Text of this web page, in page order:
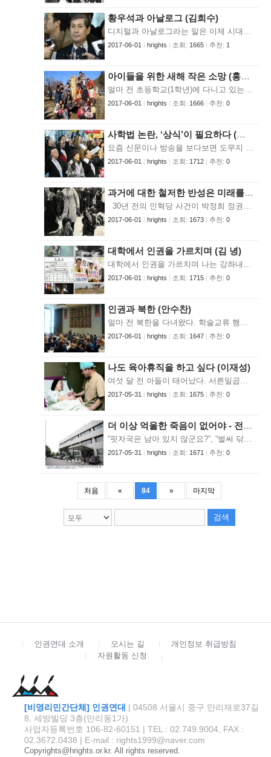
황우석과 아날로그 (김희수)
디지털과 아날로그라는 말은 이제 시대의 키워드가 되었다. 그렇다보니 아날로그 세대는 물러가야 할 세대이며, 디지털 세대만이 미래를 창조하고 바꾸어갈 위대한 힘인 것처럼 인식되고 있다. 지난 10일 서울대학교 조사위원회는 황우석이 그동안 전 세계, 온 국민, 과학계, 대한민국을 기만하면서 사기극을 연출하였다는 조사 결과를 발표하였다. 한동안 이 땅을 들끓게 했던 황우석과 그의 찬란한 연구 성과들이 사회적·윤리적 측면에서는 물론이거니와 과학적 측면에서도 거짓이며, 결국 황우석은 희대의 사기꾼에 불과했다는 내용이다. 거짓이냐 참이냐라는 단순 편리한 이분법으로 한국 사회와 전 세계의 시선이 집중된 가운데 나온 발표를 들으면서, 나의 머릿속에는 디지털과 아날로그라는 말이 빙빙 돌아다닌다. ▲ 황우석 파문 최종 발표. 서울대학교 조사위원회 정명희 위원장이 10일 서울대 문화관에서 황우석교수의 연구에 대한 최종 조사결과를 발표하고 있다. /백승렬/사회/과학/ 2006.1.10 (서울=연합뉴스) srbaek@yna.co.kr 디지털 시대가 인류의 현실에 펼쳐진 것은 분명하다. 인터넷상에서 무수한 사람들의 만남이 이어지고 의견을 개진하는 시대가 되었기에 황우석의 문제를 두고도 수많은 네티즌들이 서로 입장을 달리하면서 물고 물리는 사이버 소리 전쟁이 가능하였다. ‘아이러브 황우석’이라는 카페에 순식간에 수많은 사람들이 몰려들어 회원으로 가입하고, 진실을 국익의 이름으로 호도하며 황우석을 옹호하는데 앞장 설 수 있었던 것도 디지털 시대를 증명하는 현상이다. 다른 한편, 그동안 수없이 많은 문제를 제기하고 은폐된 진실을 추구하였던 소중한 프로그램이었던 MBC 방송의 PD 수첩을 초토화시키고, 광고 중단과 방송 중단이라는 참으로 어이없는 사태를 불러일으킨 것도 역시 디지털 시대의 엄청난 힘을 보여주는 사건이었다. 그러나 과학기술이 인간 사회에서 이중적인 위상을 지닌다는 것, 즉 누가 무슨 목적으로 과학기술을 사용하느냐에 따라 과학기술에 대한 평가가 좋고 나쁨의 극단을 왔다 갔다 할 수 있다는 것은 이번 사태에서도 또 한번 분명하게 제시되었다. 인간 줄기세포 논문 조작 여부에 대하여 결정적인 계기를 만들었던 것도 어찌 보면 디지털 시대이기 때문에 가능하였다. 젊은 과학자들의 인터넷 공간인 BRIC이란 온라인 모임에 논문 조작 사진과 DNA 지문 데이터 내용이 올라왔기 때문에 맹목적인 황우석 신화가 덮고 있던 ‘단순한 사실’이 밝혀질 수 있었다. 결국 황우석 사태를 통하여 우리는 다시 한번 디지털의 어둠과 밝음의 양면을 동시에 볼 수 있었던 것이다. 황우석 사태와 디지털 세대를 화두로 좀더 근본적인 문제제기를 해보자. 황우석의 난자 매매, 연구원 난자 제공의 강제성 문제도 어떻게 보면 황우석이라는 정신피폐아가 빚어낸, 속도를 중시하고 속도를 생명으로 아는 디지털 사고방식으로부터 빚어진 일은 아니었을까. 단순히 속도가 빠르다는 것은 별 의미가 없다. 빠른 속도로 무엇을 전달할 것이며, 빠른 속도로 도달하고자 하는 곳이 어디인가라는 것이 인간에게 보다 중요한 문제 아닌가. 나는 인간이 숨쉬고, 냄새 맡고, 맛있는 음식을 즐기고, 서로 사랑을 나누는 위대한 감성과 힘은 아날로그 방식으로만 가능하며, 그런 위대한 힘을 나눌 수 있는 원천은 바로 생명의 소중함이고, 인간의 소중함이라고 믿는다. 그런데 이런 아날로그의 소중함을 잊어버린 황우석의 디지털 사고방식 때문에 아날로그적 인간성과 동떨어진 일련의 사태들이 가능하지 않았을까. 조지 오웰이 소설의 힘을 빌려 상상한 ‘1984년’이 이미 손에 잡히는 현실로 되고, 온갖 다양한 명분을 들이대며 인간의 기본적 자유를 제한하는데 이용하는 감시 체제인 CC-TV와 첨단의 기술을 이용한 도청 등이 가능한 것도 디지털 시대에서 우리들의 소중한 ‘아날로그’를 무시하기에 가능한 처사이다. 인권을 외치고, 인권의 소중함을 말하면서도 막상 우리 주위에 수없이 늘어선 CC-TV의 문제점을 제기하면 사람들이 외면하거나, 별다른 반응이나 지지를 보이지 않는 것도 어찌 보면 과학 제일주의의 가치를 필두로 하는 디지털 만능의 사고방식이 뇌를 지배하고 있어서 가능한 일이고, 소중한 아날로그의 감수성을 무시하기 때문에 가능한 일이지 싶다. 내가 자라고 성장했던 시대는 분명히 아날로그 시대였다. 그러다 부지불식간에 사회의 구조와 문화가 디지털로 돌입하면서 우리 세대들은 분명히 커다란 충격을 받았고, 정체성마저도 흔들렸었다. 그러나 이제 디지털의 명암을 보면서 나는 어느 정도 안도를 하게 됐다. 디지털의 홍수에도 불구하고 아날로그는 영원하다는 믿음도 갖게 되었을 뿐만 아니라, 오히려 아날로그가 디지털보다 더 위대하다는 생각을 한다. 분명히 카세트테이프의 음질보다 CD의 음질이 뛰어나고, 디지털 TV가 아날로그 TV보다 선명한 화질을 제공해주는 과학의 시대, 디지털 우수성의 시대가 왔다는 사실은 부정할 수 없을 것이다. 그러나 디지털 기계와 문명 속에 담겨있는 내용은 여전히 우리 인간의 문제이고, 인간의 감수성에 자리 잡은 소리와 빛, 맛, 감정 등으로 이뤄진 것이다. 이러한 인간의 문제를 디지털이라는 외형이 전적으로 결정하거나 조성할 수는 없을 것이다. 또 그래서도 안된다. 디지털의 세계 속에서 아날로그의 위대함을 발견하고, 아날로그의 내용을 구현하는 것이 어찌 보면 현 디지털 세대를 자임하는 세대들이 완수해야 할 미래상으로 보인다. 현재 내가 일하고 있는 자그마한 인터넷 신문인 코리아포커스 역시 디지털 시대이기에 가능한 언론 매체이다. 하지만 그 내용물은 철저하게 아날로그의 내용을 담고 있는 것이며, 어떻게 아날로그 감성을 디지털 속에서 구현할 수 있을까 하는 것이 남아 있는 과제이다. 디지털이 결코 만능일 수 없는 세상이다. 앞으로도 그럴 것이다. 아날로그여 이제 힘을 내라. 아자! 아자! 김희수 위원은 현재 변호사로 활동 중입니다.
2017-06-01 | hrights | 조회: 1665 | 추천: 1
아이들을 위한 새해 작은 소망 (홍승권)
얼마 전 초등학교(1학년)에 다니고 있는, 셋째인 딸내미가 함께 나란히 티브이를 보다가 질문을 합니다. “아빠, 학교는 왜 가야 되는 거야?” 갑작스런 질문이기도 하지만 전혀 예상치 못한 질문이었기에 얼결에 그냥 “.... , 응~ 그건 어린아이들이 아직 배워야 할 게 많기 때문이지.” 하고 대답했습니다. 딸은 쉴 틈을 주지 않고 바로 말을 잇습니다. “엄마 아빠가 집에서 가르쳐주면 되잖아.” “.... 엄마 아빠는 돈을 벌어야 하잖아.” “그럼 아빠가 돈 벌어오고 엄마가 집에서 가르쳐 주면 되잖아.” “....................” 잠시의 당황스러운 순간을 묵묵부답으로 지나고서야 딸내미는 다른 데로 관심을 돌릴 수 있었습니다. 돈을 많이 벌어오지 못하는 자괴감도 잠시였고 어느새 1학년에 불과한 이 아이가 학교라는 대형 교육시스템에 만족을 못한달지, 적응을 못한달지, 하여튼 문제제기를 하는 셈이라는 걸 깨달았습니다. ▲ 간디 마을 학교 현판식. 2005년 3월 6일 ⓒ2005 이정민 사진 출처 - 오마이뉴스 엊그제 보도를 보니 교육부에서 초등학교를 포함한 대안학교의 학력인정 및 지원정책을 발표했다고 하는 것을 보고 교육의 다양성이 보다 확대될 것 같아 반가웠습니다. 그러나 대안학교라는 것도 부모가 어느 정도 관심을 가질만한 여건(경제적이든 교육환경이든)이 되어야 생각을 해볼 수 있는 형편이고 보면 아직 풀어야 할 숙제가 많은 것 같습니다. 홈스쿨은커녕 대안학교를 꿈도 꿀 수 없는 형편의 많은 서민들은 좋고 싫은 것을 따질 겨를도 없이 일단 공교육에 의존할 수밖에 없습니다. 딸이 다니는 초등학교는 관내(은평구)의 한 초등학교와 더불어 전국에서 제일 높은 과밀학급을 자랑(?)하고 있는 학교입니다. 1학년 아이들은 한 학급에 40명 정도이고 5,6학년쯤 되면 한 학급에 48명 내외가 됩니다. 게다가 한 학년에 열두 반이 편성되어 있어 이 학교의 전체 학생 수는 3천 명을 훌쩍 넘어 섭니다. 급식 환경(이 학교는 현재 2학년부터 급식이 시행되고 있는데 2006년부터는 3학년부터 급식이 시행될 거라는 괴소문이 나돌고 있는 형편)이나 체육시간 등의 어려움은 말할 것도 없고 아이들을 가르치는 선생님들의 고생이나 그처럼 어려운 환경에서 결국 방임될 수밖에 없는 아이들을 생각하면 끔찍하기 짝이 없습니다. 언젠가 티브이에서는 모 지역의 학교 교육환경을 소개하면서 한 반에 20여 명 되는 아이들이 훌륭한 시설에서 교육받고 있는 모습을 보도한 적이 있었는데 남의 나라 일처럼 느껴졌더랬습니다. 한 담임선생이 맡아 잘 지도할 수 있는 학생 수의 한계가 20명이라는 이야기를 들은 적이 있는데 이 규모를 넘게 되면 교육의 질을 따지기가 어려운 형편이 되는 것 같습니다. 결국 기존의 틀에 억지로 구겨 넣을 수밖에 없고 아이들은 거의 숨막힐 듯한 환경에서 이런저런 주입식 교육을 받지 않을 수 없는 형편인 것 같습니다. 사진 출처 - 경향신문 2006년에는 국방예산을 대폭 교육예산으로 이관시켜 아이들이 티없이 맑고 밝게, 건강하게 자랄 수 있는 좋은 교육환경을 만드는 획기적인 변화가 있었으면 좋겠습니다. 아이들의 미래가 나라의 미래 아니겠습니까? 국익을 외치는 많은 사람들에게도 설득력이 있지 않을까요? 홍승권 위원은 현재 삼인출판사 부사장으로 재직 중입니다.
2017-06-01 | hrights | 조회: 1666 | 추천: 0
사학법 논란, ‘상식’이 필요하다 (이재상)
요즘 신문이나 방송을 보다보면 도무지 이해가 안 되는 것이 너무 많다. 연일 각종 언론 매체의 헤드라인을 차지하는 줄기세포 논란은 전문적인 용어들이 마구 넘쳐나서 그렇다고 하자. 아무리 살펴봐도 이렇다할 전문적인 용어가 없음에도 불구하고 좀처럼 이해가 안 되는 것은 역시 사학법이란 놈이다. ‘우리아이들의 미래를 지키기 위한 투쟁이다’ ‘아이들을 전교조에 맡길 수 없다’라며 한나라당 의원들은 국회를 박차고 차디찬 거리를 배회하고 있다. 거룩한 성직자들도 더 이상을 참을 수 없다고 떨쳐 일어섰다. ‘범교단적으로 비상대책위를 구성해야’ 한단다. 그동안 보였던 교파간의 질시와 반목, 분열은 이 사학법 개정안 앞에선 아무것도 아니다. 좀더 나아가 교파간의 단순 연합을 넘어 종교적 배타성도 버릴 태세다. ‘기독교를 중심으로 사학을 설치하고 있는 타 종교 및 사학 관련 기관과 연대투쟁을 하여야 한다’라며 성전(聖戰)의 기세도 보인다. ‘순교의 각오로 거룩한 투쟁을 전개할’ 것이라 한다. 이왕 하는 것 ‘이런 만행을 국내외에도 호소’해야 한단다. 세상에 이런 악법은 없단다. 도대체 뭣 때문에 한나라당이나 사학교단들은 이렇게 떨쳐 일어난 걸까. “만일 이번에 불의한 방법으로 강행처리 된 이 법이 시행된다면...” (호흡을 가다듬고 다음 문장들을 읽는다) “사유재산권 침해, 법인 이사회의 무력화, 건학이념 및 신앙교육 말살, 교육현장의 불온사상 도구화, 교육자와 피교육자의 대립 등 상상을 초월한 불행이 한국 교육계에 닥칠 것이다.” 진짜 안 좋을 것 같은 건 다 들어있다. 큰일이다. 이 사람들 말마따나 ‘상상을 초월하는 가공할만한’ 결과다. 이게 사실이라면(!) 말이다. 그래서 “우리의 사랑하는 자녀들을 위해서 우리는 기필코 이 법의 시행을 막아야” 한단다. 그동안 이라크 파병문제나 쌀 개방으로 인한 농민들의 시위, 그리고 시위과정에서 경찰의 폭력으로 농민들이 죽어나가는, 그야말로 상상을 초월하는 불행한 사태에도 입을 꾹 다물고 있던 한국의 기득권 교단이나 사학재단들이 이렇게 분연히 떨쳐 일어서는걸 보면 뭔가 큰일은 큰일인가 보다. 사진출처 - 노컷뉴스 나도 학부모 1년차로서 갑자기 걱정되기 시작한다. 아니 마구 걱정된다. 나도 촛불집회에 나가야 하는 건 아닐까. 그네들이 주장하는 내용이 사실이라면 당연이 동참해야 하는데, 날이 추워서 귀챠니즘이 발동하니까 좀 미안한 생각은 든다. 그래도 그토록 중차대한 일이라니까 그냥 모른 척 하기엔 좀 꺼름직하다. 머리 쓰는 거 진짜 싫어하지만 좀 따져보자. 지난 9일 국회를 통과한 사학법 개정안은 사학재단 이사진에 교사, 학부모 등 학교 구성원이 추천하는 이사를 선임하는 개방형 이사제 도입이 핵심이라고 한다. 사립학교 이사진 7명중 이 개방형이사를 4분의 1이상 채울 수 있고, 학교운영위 등에서 2배수의 개방형이사를 추천하면 이사회가 최종 선임하는 식이다. 절반도 아니고 기껏해야 반의 반인데 이것으로 사학의 자율권이 훼손되고 전교조의 손아귀에 학교가 넘어가는 걸까? 이 때문에 건학이념이 훼손되고 학교에 갈등이 심해진다고? 도대체 어떤 산수이길래 이런 계산이 나오는 걸까. 남의 손의 떡이 더 커 보인다고 이제 내줘야 할 반의 반이 1보다 더 크다고 생각하는 걸까. 안 그래도 잘 안돌아가는 내 머리에 자꾸 과부하가 걸린다. 근데 난데없이 사유재산권의 침해는 또 무슨 소리인가. 학교가 자기 재산이란 말인가. 그럼 그동안 학교를 가지고 장사해왔다는 말밖에 안되는데... 그럼 그동안 건학이념이니 하는 건 장사를 위한 선전문구에 불과했다는 얘긴데... 에이 설마 그럴 리가! 우리 교육을 책임지고 있는 덕망 높으신 분들이 학교를 가지고 사유재산권을 주장하다니, 이런 정말 불온한 생각을 했을 리가 없다. 그래서 이해가 안 된다. 걱정이다. 내년부터 신입생도 안받고 정부 지원도 거부한다는데 이 사태를 어디서 어떻게 풀어야 할지 진짜 걱정이다. 날은 추워지는데 그 자체로 준엄한 국가기관인 의원들과 이 나라의 교육을 자기 손아귀에만 짊어진 어르신들이 밖으로만 나다니니 참 안쓰럽다. 그래도 어쩌랴. 겨울은 추워야 제 맛이라는데...! 이재상 위원은 현재 CBS방송국 PD로 재직 중입니다.
2017-06-01 | hrights | 조회: 1712 | 추천: 0
과거에 대한 철저한 반성은 미래를 위한 작업 (김창남)
30년 전의 인혁당 사건이 박정희 정권에 의해 조작되고 박정희 자신에 의해 지시된 사법 살인이라는 사실이 국정원 과거사건 진실 규명을 통한 발전위원회에 의해 공식 발표되었다. 이 발표를 통해 30년의 금기로 남아 있던 이 사건의 실체적 진실이 드러난 셈이지만 희생자들의 명예 회복을 비롯한 정당한 조치가 취해지기까지는 여전히 갈 길이 멀어 보인다. 박정희 자신의 딸이 야당의 당수로 있고 당시의 권력자들 상당수가 아직 살아있을 뿐 아니라 박정희 시대의 향수를 못 잊어 하는 세력이 곳곳에서 목소리를 높이고 있고 과거사를 들추는 일체의 시도에 친북좌파 따위의 딱지를 붙이고 싶어 하는 천박한 논리도 사라지지 않고 있기 때문이다. 따지고 보면 과거사위의 발표 내용도 이미 많은 사람들이 알고 있던 것을 그저 공식 확인한 정도에서 벗어나지 않는다. 그나마 이 정도의 진실이 밝혀지기까지 그 많은 세월이 필요했다는 사실이 새삼 치떨리고 우울하게 실감될 뿐이다. 더욱 우울한 것은 지금 많은 사람들에게 인혁당 사건의 진실 따위는 그다지 관심의 대상조차 되지 못하고 있다는 점이다. 하긴 당장 눈앞의 거리에서 농민이 맞아 죽어 가도 아무런 관심도 없는 판에 30년 전의 죽음에 무슨 관심이 있겠는가. 언제 그 성과가 나올지조차 알 수 없는 유전 공학이 가져다준다는 ‘국익’에만 눈이 멀어 그 과정의 진실성에 대한 질문조차도 ‘매국’이라며 몰매를 던지는 세상에서 30년전의 진실이 어떤 의미를 가질지 알 수 없는 것이다. 심지어 인혁당 사건 발표조차 MBC살리기이며 노빠들의 불끄기 전략이란 식의 주장조차 나오는 모양이다. 기가 막힌 일이다. 나는 그런 맹목의 논리에서 30년전 박정희가 뿌려 놓은 차가운 권력의 의지와 물신의 논리를 읽게 된다. 진실과 정의보다는 권력과 눈앞의 이익을 더 중요시하고 이를 위해 폭력조차 정당화하는 그런 논리 말이다. 사진 출처 - 서울신문 소수 권력자들의 정치적 이해관계와 권력 의지에 의해 죄 없는 사람들이 희생되는 일은 역사 속에서 끊임없이 반복되어 왔다. 정당성과 합리성을 갖추지 못한 권력일수록 바로 그 권력의 보전을 위해 늘 더 많은 희생을 요구한다. 거기에는 언제나 일말의 인간적 회의조차 찾기 어려운 물신화된 폭력, 가공하리만큼 차가운 폭력이 개입한다. 그것은 인간에 대한 최소한의 연민조차도 아주 쉽게 내던져 버리고 자신의 이익을 위해 타인의 희생쯤은 아무렇지 않게 눈감아 버리는 물신화된 권력의 논리를 깔고 있다. 박정희 시대와 전두환 시대를 되짚어보는 다큐멘터리들을 볼 때마다 우리는 그 가공할 폭력의 시대가 지금 여기로부터 불과 얼마 떨어져 있지 않다는 사실에 새삼 전율한다. 아니 그 시절을 관통하던 그 비인간의 증오와 물신화된 권력의 논리를 여전히 미신처럼 떠받들고 사는 사람들이 적지 않다는 사실에 분노한다. 아니 그런 증오와 권력의 논리는 알게 모르게 우리 일상 곳곳에 스며들어 하나의 문화를 이루고 있다는 사실에 소스라치게 놀라게 된다. 어떤 사람들은 과거사를 이야기하는 것을 퇴행이라고 못 박는다. 과거는 그만 덮어 두고 미래로 나아가자고 주장한다. 그러나 과거의 명백한 잘못이 가려지지 않고 인간의 인간에 대한 야만이 역사의 이름으로 단죄되지 않을 때 도대체 미래는 우리에게 어떤 의미를 갖는 것인가. 결국 ‘죽은 자만 억울한 것’이고 그래서 ‘지금 내 손의 권력과 내 앞의 밥그릇을 챙기는 일이 최선’이라는 논리만이 남게 될 때 미래는 훨씬 더 끔찍한 악몽으로 다가올 수밖에 없지 않겠는가. 1975년 4월9일 인민혁명당(인혁당) 사건 관련자 8명에게 대법원이 사형 확정판결을 내리자 가족들이 법원 앞길에 주저앉아 오열하고 있다. 인혁당 사건을 비롯한 과거의 여러 사건들을 철저하게 규명하고 피해자들을 복권시키며 가해자들에게 정당한 역사적 평가를 받게 하는 것은 따라서 바로 우리의 미래를 준비하는 가장 중요한 작업이다. 그것은 역사가 결국 정당한 자의 몫이란 사실을 확인하는 일이며 그렇기에 한번 잡은 권력과 기득권 위에서 자신의 이익만을 위해 움직이는 자들이 결코 거기 그대로 있지만은 못할 것임을 알게 하는 일이다. 그렇게 되지 않는다면 우리에게 미래란 없다. 김창남 위원은 현재 성공회대학교 신문방송학과에 재직 중입니다.
2017-06-01 | hrights | 조회: 1673 | 추천: 0
대학에서 인권을 가르치며 (김 녕)
대학에서 인권을 가르치며 나는 강좌내용에 되도록 많은 주제를 담으려 한다. 인권에 대한 오해, 인권의 개념과 역사, 세계인권선언 및 국제인권규약의 이해, 유엔의 인권보호제도와 절차, 인권개념의 보편성과 아시아적 가치, 인권과 민주화, 국가보안법에 담긴 이데올로기 및 법과 인권의 문제 등을 이론적 접근에서 다루며, 각론에서는 한국 사회에서의 생명 및 신체의 자유, 표현의 자유, 사법과 인권, 노동기본권, 신자유주의와 사회권의 문제, 교육권과 청소년 인권, 환경과 건강권, 보건의료권, 장애인 인권, 여성 및 아동의 인권, 문화권, 과학기술과 인권, 사형문제, 북한 인권과 세계의 인권문제와 인권운동, 그리고 국가인권위원회 이해 등을 조별 발표 및 토론을 위주로 하여 다룬다. 그리고 결론에서는 실천의 문제로서 인권운동 및 인권교육의 현황과 과제, 각자가 할 수 있는 인권실천 방안 등을 논하며 실천을 독려한다. 이러한 한학기의 수업과 시험 등이 학생들에게 인권에 대해 고민하고 공부할 좋은 기회인 것임은 분명하겠고 학기말시험을 채점할 때 그런 생각은 확실해진다. 그러면서도, 부족한 부분이 있을 것이기에 학기말에 근접하여 추가로 과제를 내는데, 주로 내는 세 가지 문제는 이번 강좌에서 다루지 않은 중요한 인권 현안들을 제시해보라는 문제, 세계인권선언 30개 조항을 어떻게 보완해야할지 31조부터 33조를 추가해보라는 문제, 그리고 가정인권헌장 10개항을 작성해보라는 문제이다. 우선, 첫 문제를 풀면서 학생들이 제시한 인권 현안 중에서 예리한 감수성이 보여지는 것들을 몇 가지만 열거해 보면 다음과 같다. 노숙자 문제 중에서도 여성 노숙자의 성폭력 문제, 인터넷 마녀사냥 문제, 에이즈 및 한센병 환자들의 인권문제, 찜질방 탈의실의 CCTV 문제, 문맹 혹은 난독증인 이들을 위해 가급적이면 영화자막 대신 더빙을 해야 한다는 주장, 입사지원서를 쓰면서 재산, 주거형태, 부모의 학력 등까지 적도록 요구되는 현실, 흡연자 및 비흡연자 각각의 정당한 권리, 채식주의자들의 음식선택 기회의 평등문제, 개인생체정보 자기 결정권, 이슬람에 대한 오해에서 비롯되는 편견과 불관용의 문제, 자발적 성매매여성의 성매매 문제, 기업의 비윤리적 경영, 학교에서의 특정종교 강요 문제, 난민인정문제, 미군기지화로 인한 대추리 주민들의 인권문제, TV와 인터넷 등에 벌어지는 특정계층 및 집단의 희화화 문제, 농촌 총각의 결혼할 권리, 여학생들의 생리결석 인정 문제, 간통죄 폐지 논란, 미국 뉴올리언즈에서 드러난 흑인 차별에서의 교훈, 다른 어느나라에도 없는 소년소녀가장문제, 뚱뚱한 이들에 대한 차별 및 외모지상주의의 문제, 공개입양에 대한 찬반론 등이 제기된다. "나는 학생들이 내가 미처 생각해보지 못한 주제들도 제시하는 것을 보며 이들이 인권에 대한 지식뿐 아니라 인권감수성도 키워가고 있음을 본다" 사진출처 - 한겨레, 연합뉴스, 주간한국, 프로메테우스 더 나아가, 화장실 청소부 아줌마들이 당할 수 있는 수모, 출산 직후 아기가 거꾸로 들려 엉덩이부터 맞지 않을 권리, 직장여성이 해고의 걱정 없이 임신할 권리, 장애인 여성이 사회복지의 혜택을 받으며 임신 및 출산할 권리, 동물의 권리, 죽은 자의 인권(예를 들어, 쯔나미 사태에서처럼 시신이 길거리에 방치되지 않고 장례 치러질 권리, 무덤이 여러 가지 이유로 훼손되지 않을 권리, 죽은 이의 신원 및 사인이 밝혀질 권리, 의문사의 경우 진상 규명, 그리고 명예회복의 권리, 죽은 자의 초상권) 등도 제기된다. 세계인권선언의 보완으로는 성적(性的) 정체성 권리, 양심적 병역거부 및 대체복무의 권리, 사이버 공간에서의 인권, 환경권, 불치병 환자의 치료약 접근권의 국제적 보장, 전쟁 및 테러로부터의 보호와 평화권, 유전자조작 금지 및 자신의 생체정보보호권과 자기결정권, 의학기술과 인권, 정보에 대한 평등한 접근권, 약소국가에 대한 차별 금지, 다국적기업의 윤리 문제, 인간 및 모든 종(species)의 보호의무, 중대한 인권범죄의 경우 공소시효배제, 그리고 인권교육을 받을 권리와 국가의 인권교육을 행할 의무를 별도의 조항으로 추가하자는 제안도 나온다. 가정인권헌장에서는 세계인권선언에서 열거한 각종 인권들을 가정 내에 어떻게 적용할 수 있는가에 대한 묘안들이 속출하는 데, 예를 들면, 가족 모두는 평등하기에 상호 존중해야 한다, 남녀노소에 관계없이 동등한 발언권과 의사표현의 자유를 가진다. 개인의 수입 및 용돈을 자신의 임의대로 사용할 수 있다. 자신이 받고자 하는 교육, 일하고자 하는 직업, 그리고 결혼할 상대를 스스로 선택할 수 있다. 모두 건강할 권리가 있으며 서로 보살펴야 한다. 자신의 권리를 주장하기에 앞서 가족으로서의 의무 이행이 앞서야 한다 등이다. 그리고. 가족 모두가 참여하는 가족회의를 정기적으로 열어야 하며 이때 술에 취한 상태로 참석하는 것은 금한다 등의 단서조항도 제시된다. 이렇게 각자가 작성한 가정인권헌장을 지금부터라도 거실 벽에 가훈처럼 붙여놓고 실천해보라는 취지를 학생들은 십분 공감하는 것 같다. 이러한 과제물을 읽으면서 나는 학생들이 내가 미처 생각해보지 못한 주제들도 제시하는 것을 보며 이들이 인권에 대한 지식뿐 아니라 인권감수성도 키워가고 있음을 본다. 아직도 대학에서 인권을 정규수업으로 강의하는 대학이 손에 꼽을 정도밖에 안되는 게 현실임을 감안할 때 이러한 발견은 인권을 꾸준히 가르치는 선생에게 소신과 사명감에 더하여 보람을 키워주는 것이라 하겠다. 인권교육을 받을 권리는 그 자체가 인권에 속한다. 세계인권선언 제26조에서 언급하듯, “사람은 누구나 교육을 받을 권리를 가진다. . . 교육은 인격을 충분히 발전시키고, 또 인권과 기본적 자유에 대한 존경을 강화하는 데 목적을 두어야 한다.” 그렇다면, 입시위주의 정규 교과 속에서 인권교육을 못 받고 자란 한국 사회 구성원 거의 모두는 이러한 인권을 구조적으로 만성적으로 침해당하고 있는 것이다. 이것이 바로 인권교육이 필요한 이유이며, 인권교육의 활성화가 인권운동의 주요 과제 중의 하나인 이유이며, 아울러, 인권교육이 하나의 운동, 즉 인권교육운동이어야 하는 이유이다. 대학에서 인권을 가르치며 나는 오늘도 이러한 문제의식을 느끼며 다짐을 새로이 한다. 그러한 다짐에서 시작하는 인권교육은 늘 보람과 희망을 준다. 인권을 배우고 감수성을 키우는 젊은이들이 많아질수록 이 시대의 희망은 커진다. 김 녕 위원은 현재 서강대학교 교양학부에 재직 중입니다.
2017-06-01 | hrights | 조회: 1715 | 추천: 0
인권과 북한 (안수찬)
얼마 전 북한을 다녀왔다. 학술교류 행사를 취재하는 일이었다. 그래봤자 개성공업지구 근처에서 한나절 머문 게 전부였다. 비슷한 일로 금강산에 다녀온 걸 포함해 두 번째 ‘방북’이었다. 이젠 평양 다녀온 것도 특별한 ‘자랑’이 되지 못하는 시절이다. 금강산은 초등학생 수학여행 코스다. 개성은 남한 기업인과 노동자들의 삶터가 되고 있다. 여기서 중뿔나게 무슨 방북기를 쓸 염치는 없다. 다만 내 직업적 특성 때문에 겪은 일들이 있다. 어디서 누구를 만나건 남북 사람들의 첫 인사는 서먹하기 마련이다. 마음의 장벽을 허는 데 시간이 적잖이 걸린다. <한겨레> 기자는 예외다. 소속을 밝히는 순간, 그들의 입가에 미소가 나타난다. 그들이 <한겨레>를 구독하고 있을 리 없다. <로동신문> 등에서 인용한 <한겨레>의 ‘이미지’를 각인하고 있을 터이다. “우리 민족이 하는 일을 열성으로 후원하는 신문사로 알고 있습네다.” 그리곤 다른 기자들에게 말한다. “**일보는 왜 온겁네까?” 그런데 그게 반갑지만은 않다. ‘호의’는 거의 언제나 ‘동류의식’에 기반 한다. 말이 통하는 사람이라는 믿음은 스스럼없이 하고 싶은 말을 내뱉게 만든다. 내 소속을 확인한 뒤, 그들은 거의 곧장 ‘정치토론’을 벌이려 한다. 만남의 주인공인 학자들이나 당국자들끼리도 어지간해선 나누지 않는 주제를 도마에 올린다. 대부분은 직설적이다. 곤혹스러울 때가 많다. 이번 개성 방문 때는 도청 수사가 첫 주제였다. 점심 식사 자리에서 서로 인사를 나눈 직후 밥술도 뜨기 전에 나는 예의 그 정치토론의 상대자로 ‘간택’됐다. 날씨가 좋다는 둥, 많이 드시라는 둥, 다른 테이블에서 오가는 의례적인 대화조차 생략됐다. 그들은 <한겨레> 기자를 너무 ‘특별하게’ 대한다. “6.15 세력에 대한 수구반동들의 대대적 공세 아닙네까. 그동안 쌓아올린 노력이 수포로 돌아가면, 이 땅에서 참화가 일어날 수도 있습니다.” 그들은 신건, 임동원 등을 구속한 일이 6.15 선언을 정면으로 막아서는 ‘도발’이라고 보고 있었다. 인권이라는 가치가 남쪽에서 어떤 의미를 지니는 것이며, 민주화 세력이라 할지라도 이를 침범하는 일은 정당화될 수 없다는 이야기를 하고 싶었지만, 그러지 못했다. ‘참화’라는 말도 신경이 거슬렸지만, 마구 대들 수는 없는 노릇이다. 기자들의 ‘돌출행동’ 탓에 남북교류 행사가 파행을 빚은 일이 적지 않다. “참화가 일어나서는 안 되죠. 그런 일이 없도록 다같이 노력해야죠.” 문제의 핵심은 피하고, 속절없이 화합을 권유하며 술잔을 내밀었다. 사진 출처- 한겨레 유엔 총회는 11월 17일(현지시각) 유럽연합(EU)과 미국이 공동 제출한 ‘북한 인권상황에 대한 결의안’을 찬성 84, 반대 22, 기권 62표로 가결했다. 그런데 ‘인권’을 먼저 꺼내든 건 북쪽 인사였다. “우리끼리 잘 살겠다는데, 부시가 자꾸 못살게 굴면, 방법이 없잖습네까.” 얼마 전 유엔총회에서 채택된 북한인권 결의안에 대한 이야기였다. “핵 문제가 더 이상 안 통하니까 인권을 걸고넘어지는 것 같은데, 우린 충분히 인권적으로 살고 있습네다. 자기들 인권이나 생각하라고 하시라요.” 곧이어 일본 이야기도 했다. “인권을 말하자면, 그 사람들이 (일제시대에) 저지른 참상부터 따져야지요.” 나는 다시 피해갔다. “서울에 오신 적은 있습니까.” 그런데 이 사람, 용케도 다시 주제를 이었다. “그 경찰인가 뭔가 하는 사람들이 온통 우리를 둘러싸가지고는 제대로 보지도 못했지요.” 은근히 남한 인권을 말하려는 눈치다. 그 대화가 오간 식당 밖으로 50m도 나가지 못해 북쪽 군인들에게 제지당한 내 처지가 머릿속을 빠르게 스쳐 지나갔지만, 역시 토를 달지 못했다. 뭐, 이런 식이다. 그러니 북쪽 음식을 맛보는 자리가 나로선 언제나 불편하다. 언젠가 한번 ‘제대로’ 토론해야겠다는 결심만 거듭할 뿐이다. 그런데, 돌아오는 버스 안에서 점심때의 대화가 자꾸 ‘변조 증폭’됐다. 도청, 북한 인권, 미국, 대북제재, 진보-보수 세력, 북한 정부…. 이런 것들이 하나의 연관과 맥락 속에 자리하고 있는 듯 했다. 그 매개는 ‘인권’이었다. 어떤 면에서 그 북쪽 인사는 사태의 본질을 정확히 꿰고 있었다. 인권이 사회적으로 문제가 될 때, 그것은 거의 언제나 ‘권력’의 문제다. 인권을 보장하거나 억압하는 일 모두 정치, 경제, 사회, 문화적 조건을 변형시키는 ‘힘’의 문제와 관련이 있다. 더구나 특정 집단이 인권을 문제 삼는 상황은 필연적으로 ‘정치적’이다. 인권은 단순히 의지의 문제가 아니라 조건과 환경의 문제이며 이를 변화시킬 물리적 힘에 대한 사안이다. 하물며 국가와 국가 간의 관계에서 인권이 화두가 될 때는 더 말할 나위도 없다. 문제는 인권을 매개로 권력이 작동할 때, 사람들이 이를 서로 다른 관점으로 대한다는 점이다. 위에서 거론된 사안만 따져 봐도, 노무현 정부, 김대중 전 대통령, 한나라당, 부시 행정부, 북한 정부 등의 시선이 복잡하게 엇갈리고 있다. 인권의 가치를 중심으로 정치이력을 개척해온 김대중 전 대통령은 막상 재임시절의 ‘도청’에 대해서는 정치적으로 얼버무렸다. 전 세계 민중들의 인권을 유린하고 있는 미국은 분명 북한의 인권 문제를 ‘정치도구’로 사용하고 있다. 반면 서울 경찰의 ‘경호’를 못마땅하게 여기는 북한 사람들은 군대의 물리력이 결정적 구실을 하고 있는 북쪽 사회의 현실에는 둔감하다. 흔히 이 과정에서 등장하는 논리가 ‘이중 잣대’다. 뭐 묻은 놈이 겨 묻은 놈 나무라느냐는 반박은 적어도 인권을 둘러싼 논쟁에서 가장 흔히 쓰이는 반박의 논리다. 그리고 거의 예외 없이 그 반박이 ‘옳다.’ 모든 권력은 기본적으로 특정한 누군가에 대해서는 인권침해적이기 때문이다. 적어도 인권에 대해선 모든 권력이 자신의 몸에 뭔가 구린 것을 묻히고 있다. 그런데 이런 이중 잣대의 논리가 횡행하는 와중에 정작 인권의 실체는 실종돼 버린다. 특정한 인권침해 상황을 문제 삼는 손가락질의 ‘음험한 정치적 의도’를 손가락질하고 나면, 남는 것은 정치토론 밖에 없다. 부시 행정부가 망하기 전까지, 세상의 누구도 북한의 인권에 대해 말해선 안 된다는 환원론적인 논리만 남는다. 남쪽에 극렬반북인사들이 모두 사라지기 전까진, 북쪽 사람들의 경호는 언제까지나 철통같아야 한다는 단순함만 남는다. 역설적이게도 바로 이런 앙상한 정치 논리 사이로 다시 인권의 문제가 작동한다. ‘인권적 상황’은 제대로 다뤄지지 않았으니, 정치적 쟁투가 끝난 뒤에도 이 문제는 여전히 잔존할 것이다. 그래서 지금 국정원은 도청을 한다는 건지 안한다는 건지, 어떤 경우에 해도 좋다고 허락해야 되는 건지, 이에 대한 국민적 감시는 어떻게 가능한 건지에 대해선, ‘오리무중’이다. 잡아간 사람의 정치적 의도와 잡혀간 사람의 정치적 반박만 남아있을 뿐이다. 특별히 이 글에서 다루고 싶은 것은 북한 인권이다. 특징적이었던 것은 이번 방북 때, 핵을 둘러싼 문제에 대해선 북쪽 사람들이 따로 언급하지 않았다는 점이다. 6자 회담을 통해 북핵 문제가 대화 체계 안으로 녹아들었음을 방증하는 일이었다고 믿는다. 그 미래는 여전히 불투명하지만 이는 중요한 변화다. 핵을 거론하는 미국의 ‘의도’를 문제 삼고 핵외교를 펼칠 수밖에 없는 북한의 ‘처지’를 이해하는 데서 한걸음 더 나아가 구체적 해결을 모색하는 자리를 만들었기 때문이다. 문제의 원천인 핵 문제를 정면으로 마주하게 된 것이다. 사진 출처- 연합뉴스 5차 6자회담 개막 모습 북한 인권도 비슷하지 않을까. 이를 문제 삼는 미국의 의도는 분명하다. 북쪽 인민들의 탈북을 ‘기획-조직-선전’하는 일부 보수 세력의 속내도 뻔하다. 북 인권을 빌미로 진보개혁진영을 비난하는 그 목소리도 가소롭다. 그들 모두는 지금 인권이 아니라, 인권의 탈을 쓴 정치권력에 대해 말하고 있을 뿐이다. 그런데 ‘정치의 인권’이 아니라 진정한 ‘인권의 정치’를 작동시킬 책임이 남쪽 인권단체에게도 있는 것은 아닐까. 북쪽의 인권 문제를 그저 정치적으로 비토하기만하고 팔짱을 낄 게 아니라, 이를 제대로 된 테이블에 올려놓아야 하는 것은 아닐까. 그런 실질의 문제를 고민하는 과정에서 6자 회담 등이 탄생했듯이, 적어도 북한 인권의 문제를 어떤 식으로건 다룰 수 있는 건강한 마당을 형성하는 게 옳지 않을까. 길게 보자면, 북핵 문제가 일정한 매듭을 짓게 되더라도, 북한 인권을 둘러싼 논란은 다시 등장할 것이다. 남북 교류를 풀어가는 과정에서 가동했던 ‘화해의 정치’가 끝내 수구보수 세력의 중상비방을 잠재우고 있듯이, ‘인권의 정치’는 북 인권에 대한 터무니없는 정치도구화의 시도를 넘어설 유일한 방법이다. 엄밀히 보자면 인권에 국경은 없다. 그래서 세계의 모든 인민은 미국 관타나모 기지에 수감된 ‘테러용의자로 추정되는 이슬람인’에 대한 부시 행정부의 인권침해를 문제 삼을 수 있다. 여기서 세계 인민은 미국 정부를 전복시키려는 게 아니다. 해당 정부의 물리력이 허용하는 공간에 인권의 자리를 보장하라고 촉구할 뿐이다. 국가가 주체가 되는 외교의 무대에 인권을 올리는 것은 인권의 문제를 오히려 은폐하는 결과를 낳을 수 있지만, 시민사회가 인권을 문제 삼는 것은 국가의 오류를 스스로 바로 잡게 하는 토양이 된다. 미국과 유엔이 북한 인권을 함부로 말하게 내버려두지 말고, 한국 시민사회가 이를 담담하고도 정확하게 말할 수는 없을까. 미국 중앙정보국의 ‘믿지 못할’ 정보에 기반한 편견이 세계적으로 확산되는 고리를 끊어낼 힘이 사실은 바로 한국 시민사회단체에게 있는 것은 아닐까. 사실을 말하자면 이렇다. 도대체 북한 인권 문제라는 것의 ‘정체’는 무엇인가. 거기서 무슨 일이 일어나고 있는 것인가. 그 일은 인권의 보편원리에 비춰 어느 정도의 사안인가. 북 인권에 신경 쓸 필요 없이 남쪽 인권 문제나 집중해도 되는 건가 아닌가. 만일 북쪽 사람들과 이 문제를 함께 논의해야 한다면 그 이유는 무엇인가. 그리고 그 대화의 성과는 어떤 것인가. 이에 대해 말해줄 사람이 진보개혁진영에겐 필요하다. 아직도 우리는 북한을 너무 모르거나 인권을 너무 모른다. 안수찬 위원은 현재 한겨레신문사에 재직 중입니다.
2017-06-01 | hrights | 조회: 1647 | 추천: 0
나도 육아휴직을 하고 싶다 (이재성)
여섯 달 전 아들이 태어났다. 서른일곱에 첫 아이를 본 것이다. 장가를 늦게 간 데다, 이런저런 이유로 미루다보니 출산이 늦어졌다. 1억2천만분의 1의 경쟁률을 뚫고, 아니 몇 조는 족히 넘을 ‘형’들을 물리치고 당당히 인간의 얼굴을 하고 태어난 아이가 대견스러웠다. 원래 여자를 좋아해서, 딸이길 바랐지만, 아들 딸 구별할 처지가 아니었다. 그냥 좋았다. 그런데 막상 아이를 낳고 나니 출산을 늦췄던 이런저런 이유보다 더 많은 문제들이 생겨났다. 생후 2주도 안된 녀석이 세균감염으로 열흘 동안 병원신세를 지지 않나, 무슨 감기는 또 그렇게 달고 사는지, 기침이 끊일 날이 없다. 기관지염으로 입원한 적도 있다. 그런데 가장 큰 난관은 돌봐줄 사람이 없다는 거였다. 아내가 석 달의 출산휴가를 마치고 출근을 시작하면서부터다. 직장어린이집에 아이를 맡기는 일은 내가 어떻게 할 수 있다. 그런데 직업 특성상, 그것도 지금 맡고 있는 일의 특성상, 집에 일찍 들어가는 날이 하루도 없다는 것이다. 단 하루도 말이다. 주말은 주말대로 쉴 수가 없다. 기사 마감이 월요일과 화요일 오전이기 때문이다. ‘자고로 사람은 게을러야 창의력이 생긴다’는 내 지론과는 정반대의 생활이 계속되고 있다. 그러다보니, ‘칼’ 퇴근해서 아이를 찾아오는 아내-아내는 조선의 9급 공무원이다-의 스트레스는 날이 갈수록 커져갔다. 밤늦게라도 젖병을 씻어대는 등 ‘면피’를 획책했지만 역부족이었다. 한겨레문화센터 기자학교 학생들과 술을 마시고 늦게-새벽이니 일찍인가?-들어간 날 급기야 사단이 벌어졌다. 아내는 문화센터고 뭐고 다 때려치우라며, 취해서 고개도 제대로 들지 못하는 나에게 고래고래 고함을 쳤다. 사진출처- 연합뉴스 다음 날, 나는 결심했다. ‘아이가 새벽에 깨서 울면 전적으로 내가 책임진다. 잠이 좀 모자라도 정신력으로 버티자.’ 그런데 결심은 채 이틀을 못 갔다. 아내는 화를 내서 미안했던지 “잠이 모자랄 텐데, 어서 자라”며 따뜻한 말을 해줘 내 차가운 결심을 무너뜨렸다. 이젠 아이가 여간 울어서는 알아채지도 못 하게 됐다. 우리 회사에도 육아휴직 제도가 있다. 남자든 여자든 누구나 쓸 수 있다. 그러나 지금까지 육아휴직을 한 남자 기자는 단 두 명, 몇 년 전 우리나라에서 가장 선진적으로 남자 육아휴직 제도를 도입할 때였다. 그러나 두 사람 다 한달만에 불려나왔다.(규정상 석 달을 쉴 수 있다) 일할 사람이 부족하다는 이유로. 그 이후 아무도 육아휴직을 신청하지 않는다. 게다가 지금은 사정이 더 좋지 않다. 지난해 80여명의 동료들이 회사를 떠났기 때문이다. 남아있는 사람들이, 몇 안 되는 인력으로 더 질 높은 신문을 만들기 위해 그야말로 ‘눈썹이 휘날리도록’ 일하고 있다. 문제는 공무원 조직을 비롯한 ‘여유있는 직장’에서도 육아휴직을 꺼리는 분위기가 역력하다는 것이다. 승진 등의 불이익을 감수하고 육아휴직을 감행하는 용기 있는 사람은 드물다. 사진출처- 한겨레 맞벌이가 생활의 기본이 되면서, 친정 엄마들의 수난시대가 시작됐다고 한다. 시집 간 딸이 시어머니보다는 마음편한 친정 엄마들에게 아이를 맡기기 때문이다. 손자도 가끔 봐야 귀엽지, 근력도 예전 같지 않은 노인네들이 하루 종일 한 생명을 건사하기란 쉬운 일이 아닐 것이다. 편히 쉬어야할 인생의 제2막을 보모로 저당 잡힌 노인들의 처지가 안쓰럽다. 아이를 낳으면 몇 십 만원을 주겠다는 식의 발상으로는 저출산 문제를 해결할 수 없다. 30년 뒤면 이 사회에 온통 할아버지 할머니만 득실거릴 거라고 협박해도 문제는 달라지지 않을 것이다. 잠시 쉬었다 오려다 영원히 집에서 쉬게 될지도 모른다는 두려움은 IMF 직후의 후일담만이 아니다. 갈수록 수위를 높여가며 득세하는 신자유주의적 경쟁논리와 정부의 출산장려 운동은 애초부터 양립불가능한 것이 아닐까? 덕분에 이제 ‘둘째’ 생각은 싹 없어졌다. “애를 위해서라도 둘은 있어야지”라고 말하던 우리 부부는 고개를 절레절레 흔들게 됐다. “몇 년 지나면 달라질 거”라는 주변의 조언이 제발 현실이 되었으면 좋겠다. 나도 육아휴직을 하고 싶다. 이재성 위원은 현재 한겨레신문사에 재직중입니다.
2017-05-31 | hrights | 조회: 1675 | 추천: 0
더 이상 억울한 죽음이 없어야 - 전문성도 독립성도 없는 한국의 검시제도 (정 원)
“핏자국은 남아 있지 않군요?”, “벌써 닦아 냈을 수도 있겠지. 루미놀 반응이 있나 살펴보자구.”. 닉이 루미놀 용액이 들어있는 스프레이를 실내 구석구석에 뿌린다. 잠시 후 마루바닥이 반딧불처럼 반짝거리기 시작한다. “바로 저기군, 남아 있는 혈흔에서 샘플을 채취해봐야겠군.” 그리섬 반장이 말한다. CSI 과학수사대라는 미국 외화시리즈에 종종 등장하는 장면이다. 갑자기 무슨 미국 외화시리즈를 이야기하느냐고 따질 수도 있겠지만, 최근 몇 년 사이 초등학생들의 장래 희망 순위에 감식전문가, 법의학자를 당당히 진입시킨 1등 공신이 바로 위 드라마 시리즈이다. 하지만 우리 초등학생들이 장래에 그리섬 반장 같은 멋진 감식전문가나 법의학자가 될 수 있을까. 유감스럽게도 현재로서는 그렇지 않다고 말할 수밖에 없을 것 같다. 특히 법의학 관련 분야는 우리와 소득 수준이 비슷한 국가들에 비추어 볼 때 현저히 낮은 수준이다. 그렇다면 우리의 법의학 발전 정도가 낮은 이유는 무엇일까? 여러 가지 원인이 있겠지만 다음 세 가지 정도를 주요 원인으로 꼽을 수 있다. 첫째, 우리나라의 검시는 사법검시에 편중되어 있다. 검시의 책임을 검사가 지고 있기 때문에 변사체 중에서 범죄와 관련이 있거나 그러할 우려가 있는 시체에만 부검이 실시되고 있다. 따라서 범죄와 관련성이 적다고 판단될 경우, 국민보건 정책 수립이나 각종 사고의 원인을 밝히기 위해 부검이 필요한 경우에도 사인확인은 제대로 이루어지고 있지 못하다. 또한 법의학적 전문지식이 부족한 검사나 사법경찰관이 범죄와 무관하다는 판단을 할 경우 실제로 범죄와 관련이 있는 죽음도 부검이 이루어지지 않은 채 은폐될 가능성이 높다. 그래서 선진국의 경우 의혹의 소지가 있는 죽음을 유형화하여 해당 유형은 반드시 부검을 실시하도록 정하고 있다(예: 15세 미만 양자가 사망한 경우, 교도소 등 구금시설의 재소자가 사망한 경우 등). 둘째, 검시에 관여하는 사람의 전문성이 부족하다. 검시의 책임자인 검사, 실제 집행자인 사법경찰관, 변사체에 대한 검안과 부검을 담당하는 의사 모두 법의학에 관해 전문적인 지식을 갖추고 있지 못하다. 선진국의 경우 법의학에 관한 전문성을 갖추지 못한 자는 검안이나 부검에 관여할 수 없도록 정해져 있는 것과 대조된다. 만약 장준하 선생의 사망 당시 전문성을 갖춘 의사가 부검을 실시했다면 적어도 사인에 관하여는 지금과 같은 논란은 불필요했을 것이다. 해마다 군대에서 발생하는 의문사 역시 검시에 관여하는 군의관의 비전문성에서 연유하는 것임을 부인할 수 없다. 셋째, 검시기관의 독립성이 확보되어 있지 않다. 현재 우리나라의 부검은 국립과학수사연구소에서 상당수 행해진다. 국과수는 행정자치부 산하기관으로 설치되어 있지만 운영과 감독을 경찰청장이 수행하므로 사실상 경찰로부터 독립되어 있지 못하다. 이처럼 수사기관에 종속된 기관이 검시를 행하는 결과 수사결과의 신뢰성을 담보하기 어려운 문제점이 있다. 특히 부검에 있어서는 사체에서 얻는 정보 뿐만 아니라 현장에서 얻는 정보가 사인을 판별하는데 중요한 역할을 수행한다. 그런데 현장의 단서를 경찰 등 수사기관에 전적으로 의존할 경우 사인에 대한 판단이 왜곡될 우려가 크다. 그래서 선진국의 경우 법의학 전문가가 변사현장부터 참여하여 관련증거물을 주도적으로 수집하는 역할까지 맡고 있다. 이처럼 우리의 사인확인제도는 심각한 문제를 갖고 있지만 그동안 충분한 문제제기가 이루어지지 못했다. 일단 사람이 죽으면 그 원인을 밝히려는 것 자체가 망인에 대한 결례가 된다는 우리들의 일반적인 의식도 원인 중 하나인 것 같다. 이런 상황에서도 의문사진상규명위원회에서는 2003년 12월「사인확인기관의 설립ㆍ운영 및 육성에 관한 법률안」을 마련하여 심포지엄을 개최하였고, 최근 그 노력이 결실을 맺어 유시민 의원 등 143인이 발의한 「검시를 행할 자의 자격 및 직무 범위 확인에 관한 법률안」이 국회에 계류 중인 상태다. 위 법률안이 통과되어 우리나라 사인확인제도 개선의 기틀을 마련했으면 하는 바람이다. 끝으로 CSI 과학수사대에 흥미를 느낀 분이라면 ‘여검시관 히카루’라는 만화를 읽어볼 것을 권유해 본다. 아래 내용은 만화에 나오는 에피소드 중 하나이다. 노숙자가 아이를 익사시켰다는 억울한 누명을 쓰고 사망한 사건에서 검시관 히카루는 그의 누명을 벗기기 위해 재차 부검을 시도한다. 그녀는 집도하기 전 다음과 같이 기도한다. “아저씨, 마모루 아저씨 용서해주세요. 전 진실을 알고 싶어요. 아프지만 한 번만 더 참아주세요”. 사인확인은 인간에 대한 따뜻한 애정을 바탕에 두고 있다. 우리의 사인확인제도가 개선되어 억울한 죽음들이 더 이상 생기지 않기를 기원한다. 정 원 위원은 법무법인 지평 소속의 변호사로 활동중입니다.
2017-05-31 | hrights | 조회: 1671 | 추천: 0
처음 « 84 » 마지막
검색
인권연대 소개 오시는 길
개인정보 취급방침
자원활동 신청
[비영리민간단체] 인권연대 | 04508 서울시 중구 만리재로37길
8, 세방빌딩 3층(만리동1가)
사업자등록번호 106-82-60151 | TEL : 02.749.9004, FAX :
02.3672.0438 | E-mail : rights1999@naver.com
Copyrights@hrights.or.kr. All rights reserved.